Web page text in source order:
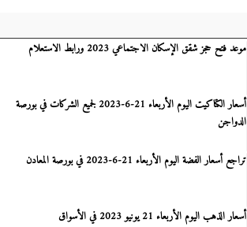
موعد فتح حجز شقق الإسكان الاجتماعي 2023 ورابط الاستعلام
أسعار الكتاكيت اليوم الأربعاء 21-6-2023 لجميع الشركات في بورصة
الدواجن
تراجع أسعار الفضة اليوم الأربعاء 21-6-2023 في بورصة المعادن
أسعار الذهب اليوم الأربعاء 21 يونيو 2023 في الأسواق